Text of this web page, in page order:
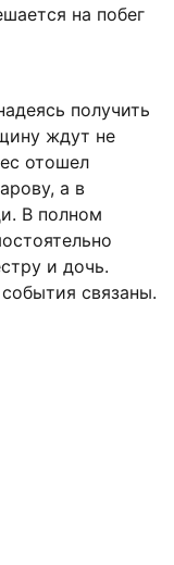
на побег
получить
ждут не
отошел
а в
В полном
и дочь.
связаны.